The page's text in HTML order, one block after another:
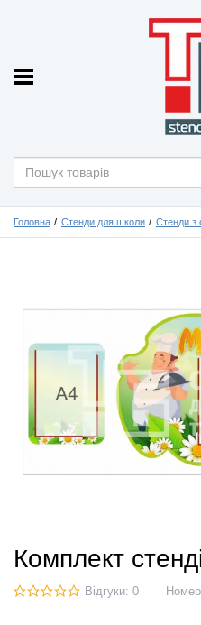
Головна Стенди для школи Стенди з
Комплект
Відгуки: 0